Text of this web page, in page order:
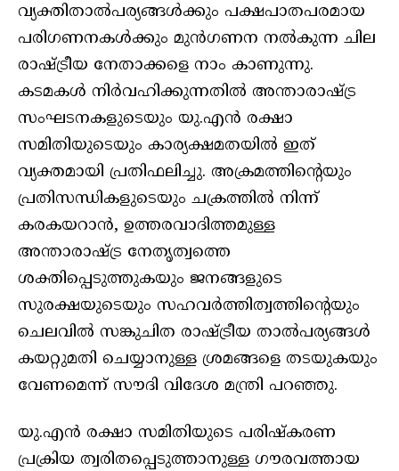
വ്യക്തിതാല്‍പര്യങ്ങള്‍ക്കും പക്ഷപാതപരമായ
പരിഗണനകള്‍ക്കും മുന്‍ഗണന നല്‍കുന്ന ചില
രാഷ്ട്രീയ നേതാക്കളെ നാം കാണുന്നു.
കടമകള്‍ നിര്‍വഹിക്കുന്നതില്‍ അന്താരാഷ്ട്ര
സംഘടനകളുടെയും യു.എന്‍ രക്ഷാ
സമിതിയുടെയും കാര്യക്ഷമതയില്‍ ഇത്
വ്യക്തമായി പ്രതിഫലിച്ചു. അക്രമത്തിന്റെയും
പ്രതിസന്ധികളുടെയും ചക്രത്തില്‍ നിന്ന്
കരകയറാന്‍, ഉത്തരവാദിത്തമുള്ള
അന്താരാഷ്ട്ര നേതൃത്വത്തെ
ശക്തിപ്പെടുത്തുകയും ജനങ്ങളുടെ
സുരക്ഷയുടെയും സഹവര്‍ത്തിത്വത്തിന്റെയും
ചെലവില്‍ സങ്കുചിത രാഷ്ട്രീയ താല്‍പര്യങ്ങള്‍
കയറ്റുമതി ചെയ്യാനുള്ള ശ്രമങ്ങളെ തടയുകയും
വേണമെന്ന് സൗദി വിദേശ മന്ത്രി പറഞ്ഞു.
യു.എന്‍ രക്ഷാ സമിതിയുടെ പരിഷ്‌കരണ
പ്രക്രിയ ത്വരിതപ്പെടുത്താനുള്ള ഗൗരവത്തായ